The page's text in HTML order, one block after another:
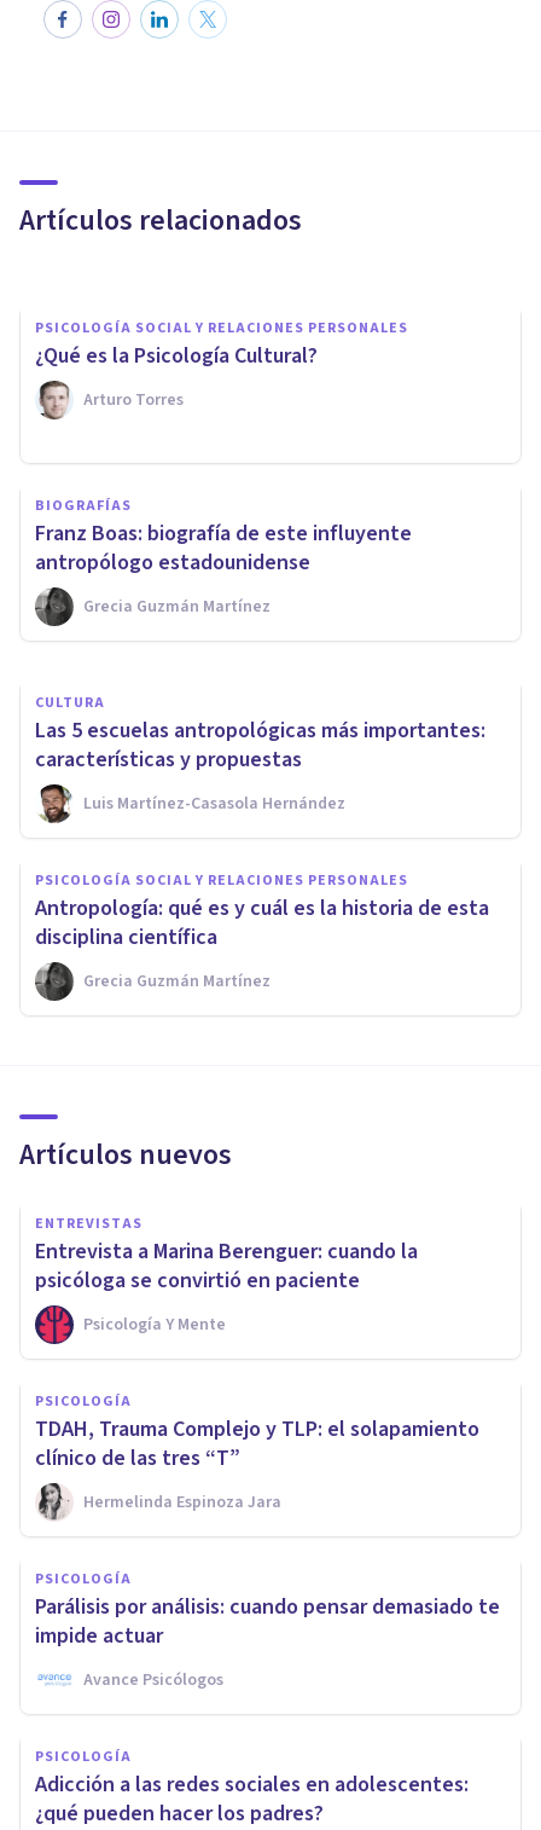
Artículos relacionados
tienen en común
PSICOLOGÍA SOCIAL Y RELACIONES PERSONALES
¿Qué es la Psicología Cultural?
Arturo Torres
BIOGRAFÍAS
Franz Boas: biografía de este influyente
antropólogo estadounidense
Grecia Guzmán Martínez
Antropología cultural: qué es y
cómo estudia al ser humano
Nahum Montagud Rubio
CULTURA
Las 5 escuelas antropológicas más importantes:
características y propuestas
Luis Martínez-Casasola Hernández
PSICOLOGÍA SOCIAL Y RELACIONES PERSONALES
Antropología: qué es y cuál es la historia de esta
disciplina científica
Grecia Guzmán Martínez
Artículos nuevos
ENTREVISTAS
Entrevista a Marina Berenguer: cuando la
psicóloga se convirtió en paciente
Psicología Y Mente
PSICOLOGÍA
TDAH, Trauma Complejo y TLP: el solapamiento
clínico de las tres “T”
Hermelinda Espinoza Jara
PSICOLOGÍA
Parálisis por análisis: cuando pensar demasiado te
impide actuar
Avance Psicólogos
PSICOLOGÍA
Adicción a las redes sociales en adolescentes:
¿qué pueden hacer los padres?